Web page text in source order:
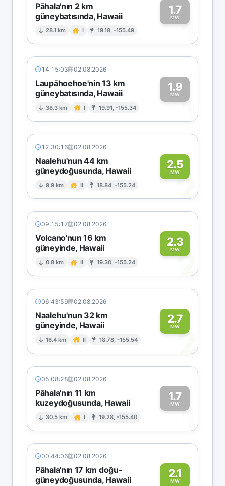
Pāhala'nın 2 km
güneybatısında, Hawaii
28.1 km I 19.18, -155.49
1.7
MW1
14:15:03 02.08.2026
Laupāhoehoe'nin 13 km
güneybatısında, Hawaii
38.3 km I 19.91, -155.34
1.9
MW1
12:30:16 02.08.2026
Naalehu'nun 44 km
güneydoğusunda, Hawaii
9.9 km II 18.84, -155.24
2.5
MW2
09:15:17 02.08.2026
Volcano'nun 16 km
güneyinde, Hawaii
0.8 km II 19.30, -155.24
2.3
MW2
06:43:59 02.08.2026
Naalehu'nun 32 km
güneyinde, Hawaii
16.4 km II 18.78, -155.54
2.7
MW2
05:08:28 02.08.2026
Pāhala'nın 11 km
kuzeydoğusunda, Hawaii
30.5 km I 19.28, -155.40
1.7
MW1
00:44:06 02.08.2026
Pāhala'nın 17 km doğu-
güneydoğusunda, Hawaii
2.1
MW